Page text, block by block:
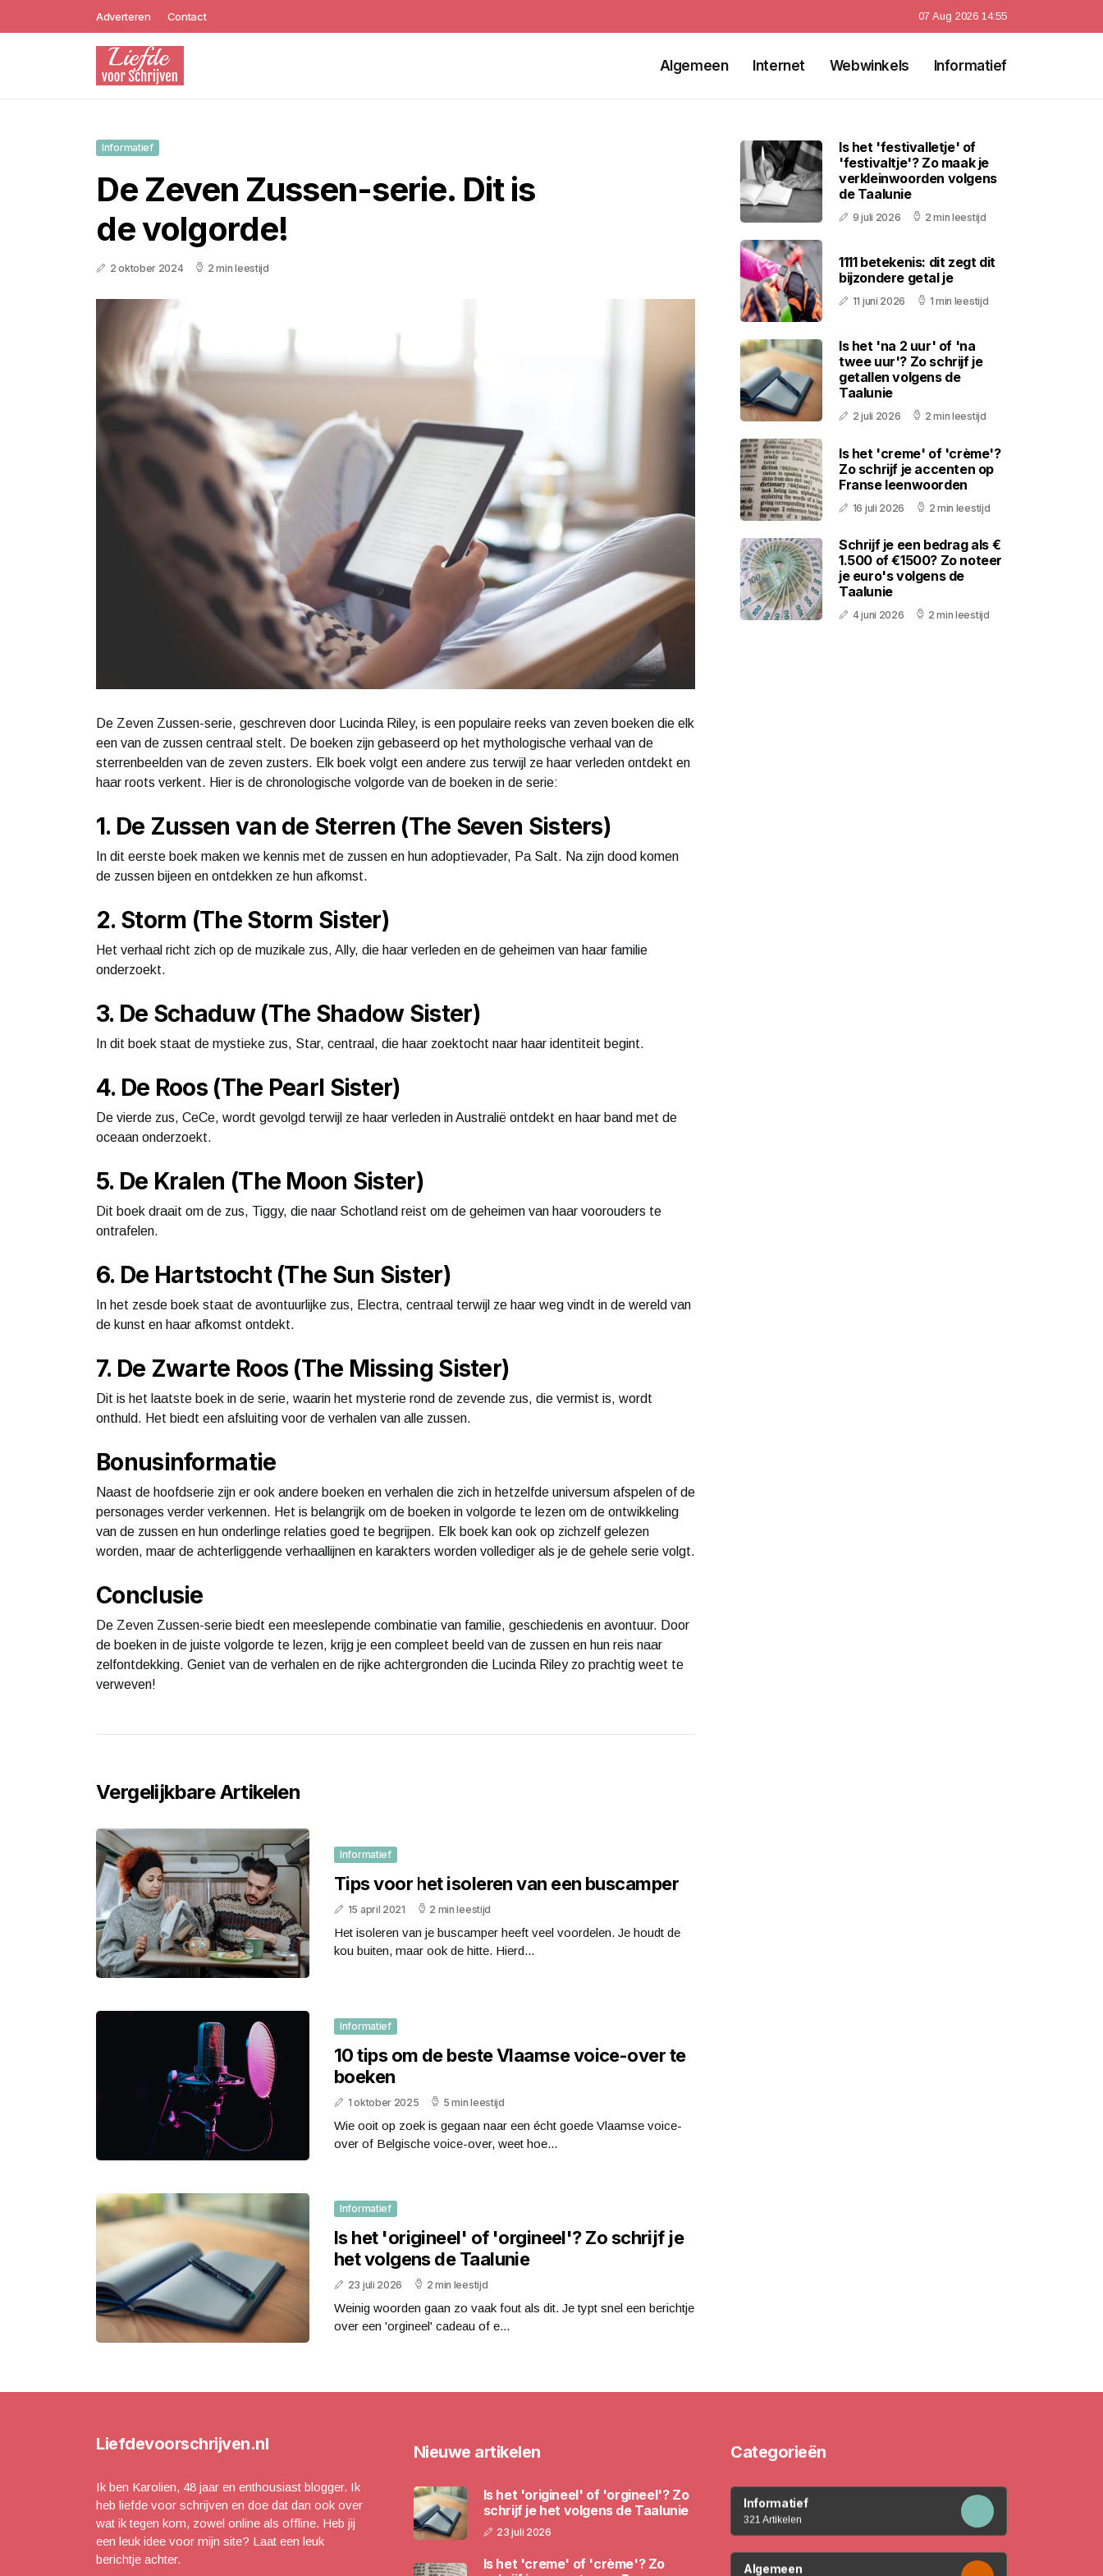
Adverteren Contact 07 Aug 2026 14:55
Algemeen Internet Webwinkels Informatief
Informatief
De Zeven Zussen-serie. Dit is
de volgorde!
2 oktober 2024 2 min leestijd
De Zeven Zussen-serie, geschreven door Lucinda Riley, is een populaire reeks van zeven boeken die elk
een van de zussen centraal stelt. De boeken zijn gebaseerd op het mythologische verhaal van de
sterrenbeelden van de zeven zusters. Elk boek volgt een andere zus terwijl ze haar verleden ontdekt en
haar roots verkent. Hier is de chronologische volgorde van de boeken in de serie:
1. De Zussen van de Sterren (The Seven Sisters)
In dit eerste boek maken we kennis met de zussen en hun adoptievader, Pa Salt. Na zijn dood komen
de zussen bijeen en ontdekken ze hun afkomst.
2. Storm (The Storm Sister)
Het verhaal richt zich op de muzikale zus, Ally, die haar verleden en de geheimen van haar familie
onderzoekt.
3. De Schaduw (The Shadow Sister)
In dit boek staat de mystieke zus, Star, centraal, die haar zoektocht naar haar identiteit begint.
4. De Roos (The Pearl Sister)
De vierde zus, CeCe, wordt gevolgd terwijl ze haar verleden in Australië ontdekt en haar band met de
oceaan onderzoekt.
5. De Kralen (The Moon Sister)
Dit boek draait om de zus, Tiggy, die naar Schotland reist om de geheimen van haar voorouders te
ontrafelen.
6. De Hartstocht (The Sun Sister)
In het zesde boek staat de avontuurlijke zus, Electra, centraal terwijl ze haar weg vindt in de wereld van
de kunst en haar afkomst ontdekt.
7. De Zwarte Roos (The Missing Sister)
Dit is het laatste boek in de serie, waarin het mysterie rond de zevende zus, die vermist is, wordt
onthuld. Het biedt een afsluiting voor de verhalen van alle zussen.
Bonusinformatie
Naast de hoofdserie zijn er ook andere boeken en verhalen die zich in hetzelfde universum afspelen of de
personages verder verkennen. Het is belangrijk om de boeken in volgorde te lezen om de ontwikkeling
van de zussen en hun onderlinge relaties goed te begrijpen. Elk boek kan ook op zichzelf gelezen
worden, maar de achterliggende verhaallijnen en karakters worden vollediger als je de gehele serie volgt.
Conclusie
De Zeven Zussen-serie biedt een meeslepende combinatie van familie, geschiedenis en avontuur. Door
de boeken in de juiste volgorde te lezen, krijg je een compleet beeld van de zussen en hun reis naar
zelfontdekking. Geniet van de verhalen en de rijke achtergronden die Lucinda Riley zo prachtig weet te
verweven!
Vergelijkbare Artikelen
Informatief
Tips voor het isoleren van een buscamper
15 april 2021 2 min leestijd
Het isoleren van je buscamper heeft veel voordelen. Je houdt de
kou buiten, maar ook de hitte. Hierd...
Informatief
10 tips om de beste Vlaamse voice-over te
boeken
1 oktober 2025 5 min leestijd
Wie ooit op zoek is gegaan naar een écht goede Vlaamse voice-
over of Belgische voice-over, weet hoe...
Informatief
Is het 'origineel' of 'orgineel'? Zo schrijf je
het volgens de Taalunie
23 juli 2026 2 min leestijd
Weinig woorden gaan zo vaak fout als dit. Je typt snel een berichtje
over een 'orgineel' cadeau of e...
Is het 'festivalletje' of
'festivaltje'? Zo maak je
verkleinwoorden volgens
de Taalunie
9 juli 2026 2 min leestijd
1111 betekenis: dit zegt dit
bijzondere getal je
11 juni 2026 1 min leestijd
Is het 'na 2 uur' of 'na
twee uur'? Zo schrijf je
getallen volgens de
Taalunie
2 juli 2026 2 min leestijd
Is het 'creme' of 'crème'?
Zo schrijf je accenten op
Franse leenwoorden
16 juli 2026 2 min leestijd
Schrijf je een bedrag als €
1.500 of €1500? Zo noteer
je euro's volgens de
Taalunie
4 juni 2026 2 min leestijd
Liefdevoorschrijven.nl
Ik ben Karolien, 48 jaar en enthousiast blogger. Ik
heb liefde voor schrijven en doe dat dan ook over
wat ik tegen kom, zowel online als offline. Heb jij
een leuk idee voor mijn site? Laat een leuk
berichtje achter.
Nieuwe artikelen
Is het 'origineel' of 'orgineel'? Zo
schrijf je het volgens de Taalunie
23 juli 2026
Is het 'creme' of 'crème'? Zo
Categorieën
Informatief
321 Artikelen
Algemeen